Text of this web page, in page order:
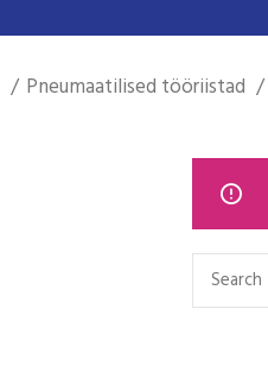
Pneumaatilised tööriistad